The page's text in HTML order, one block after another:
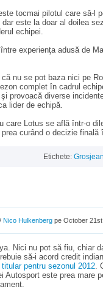
tocmai pilotul care să-l
este la doar al doilea
echipei.
experienţa adusă de
nu se pot baza nici pe
complet în cadrul
provoacă diverse
lider de echipă.
care Lotus se află într-o
curând o decizie finală
Etichete: Grosjean
/ Nico Hulkenberg pe October
Nici nu pot să fiu, chiar
să-i acord credit
pentru sezonul 2012.
Autosport este prea mare